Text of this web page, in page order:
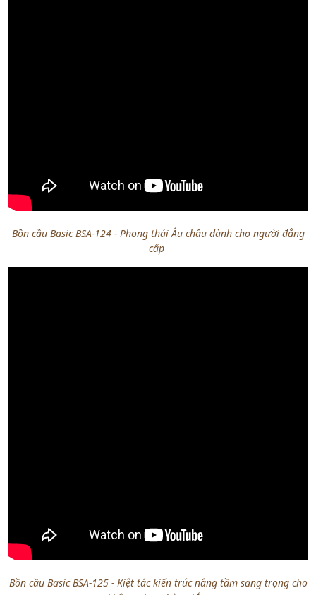
Bồn cầu Basic BSA-124 - Phong thái Âu châu dành cho người đẳng
cấp
Bồn cầu Basic BSA-125 - Kiệt tác kiến trúc nâng tầm sang trọng cho